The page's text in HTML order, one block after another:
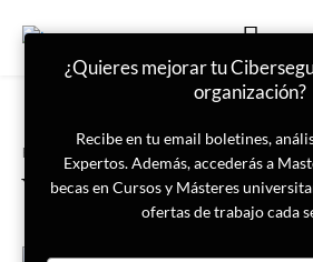
Portada
VPN: qué es, usos y
¿Quieres mejorar tu
organización?
Recibe en tu email boletines,
Expertos. Además, accederás a
becas en Cursos y Másteres
ofertas de trabajo cada